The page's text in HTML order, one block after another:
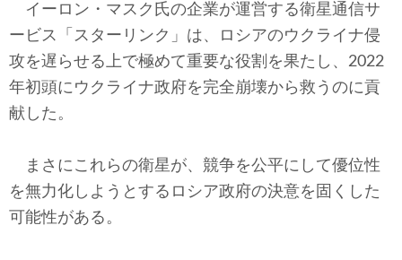
税制・予算
エネルギー・環境
航空宇宙・防衛
国境・移民政策
イーロン・マスク氏の企業が運営する衛星通信サ
ービス「スターリンク」は、ロシアのウクライナ侵
攻を遅らせる上で極めて重要な役割を果たし、2022
年初頭にウクライナ政府を完全崩壊から救うのに貢
献した。
まさにこれらの衛星が、競争を公平にして優位性
を無力化しようとするロシア政府の決意を固くした
可能性がある。